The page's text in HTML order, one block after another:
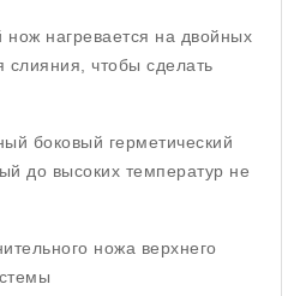
нагревается на двойных
слияния, чтобы сделать
боковый герметический
до высоких температур не
ножа верхнего